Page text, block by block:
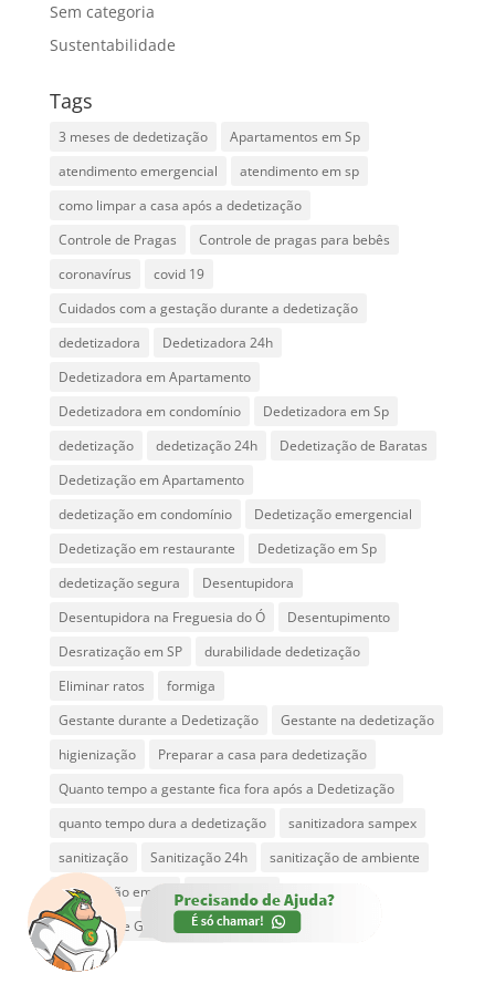
Sem categoria
Sustentabilidade
Tags
3 meses de dedetização
Apartamentos em Sp
atendimento emergencial
atendimento em sp
como limpar a casa após a dedetização
Controle de Pragas
Controle de pragas para bebês
coronavírus
covid 19
Cuidados com a gestação durante a dedetização
dedetizadora
Dedetizadora 24h
Dedetizadora em Apartamento
Dedetizadora em condomínio
Dedetizadora em Sp
dedetização
dedetização 24h
Dedetização de Baratas
Dedetização em Apartamento
dedetização em condomínio
Dedetização emergencial
Dedetização em restaurante
Dedetização em Sp
dedetização segura
Desentupidora
Desentupidora na Freguesia do Ó
Desentupimento
Desratização em SP
durabilidade dedetização
Eliminar ratos
formiga
Gestante durante a Dedetização
Gestante na dedetização
higienização
Preparar a casa para dedetização
Quanto tempo a gestante fica fora após a Dedetização
quanto tempo dura a dedetização
sanitizadora sampex
sanitização
Sanitização 24h
sanitização de ambiente
Sanitização em SP
serviços 24h
São Paulo e Grande São Paulo
Vila Romana